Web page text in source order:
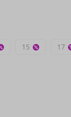
15 17